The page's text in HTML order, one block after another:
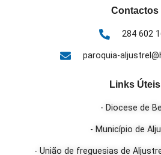
Contactos
284 602
paroquia-
Links Úteis
- Diocese de
- Município de
- União de freguesias de